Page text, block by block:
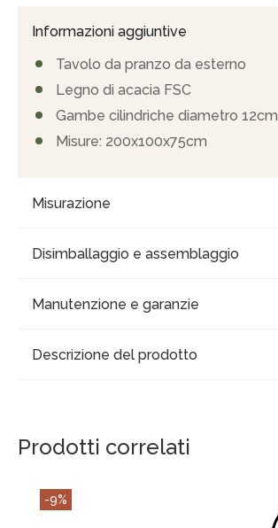
Informazioni aggiuntive
Tavolo da pranzo da esterno
Legno di acacia FSC
Gambe cilindriche diametro 12cm
Misure: 200x100x75cm
Misurazione
Disimballaggio e assemblaggio
Manutenzione e garanzie
Descrizione del prodotto
Prodotti correlati
-9%